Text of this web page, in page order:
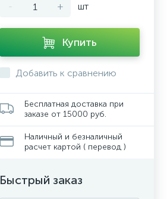
- + шт
Купить
Добавить к сравнению
Бесплатная доставка при
заказе от 15000 руб.
Наличный и безналичный
расчет картой ( перевод )
Быстрый заказ